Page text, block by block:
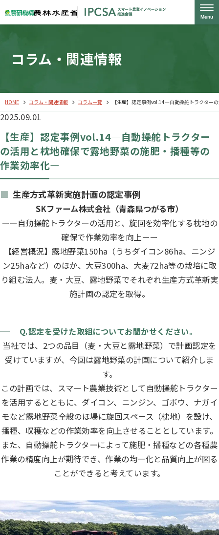
Menu
コラム・関連情報
HOME コラム・関連情報 コラム一覧 【生産】認定事例vol.14―自動操舵トラクター
2025.09.01
【生産】認定事例vol.14―自動操舵トラクター
の活用と枕地確保で露地野菜の施肥・播種等の
作業効率化―
生産方式革新実施計画の認定事例
SKファーム株式会社（青森県つがる市）
ーー自動操舵トラクターの活用と、旋回を効率化する枕地の
確保で作業効率を向上ーー
【経営概況】露地野菜150ha（うちダイコン86ha、ニンジ
ン25haなど）のほか、大豆300ha、大麦72ha等の栽培に取
り組む法人。麦・大豆、露地野菜でそれぞれ生産方式革新実
施計画の認定を取得。
Q.認定を受けた取組についてお聞かせください。
当社では、2つの品目（麦・大豆と露地野菜）で計画認定を
受けていますが、今回は露地野菜の計画について紹介しま
す。
この計画では、スマート農業技術として自動操舵トラクター
を活用するとともに、ダイコン、ニンジン、ゴボウ、ナガイ
モなど露地野菜全般のほ場に旋回スペース（枕地）を設け、
播種、収穫などの作業効率を向上させることとしています。
また、自動操舵トラクターによって施肥・播種などの各種農
作業の精度向上が期待でき、作業の均一化と品質向上が図る
ことができると考えています。